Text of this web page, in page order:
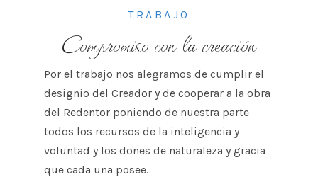
TRABAJO
Compromiso con la creación
Por el trabajo nos alegramos de cumplir el
designio del Creador y de cooperar a la obra
del Redentor poniendo de nuestra parte
todos los recursos de la inteligencia y
voluntad y los dones de naturaleza y gracia
que cada una posee.